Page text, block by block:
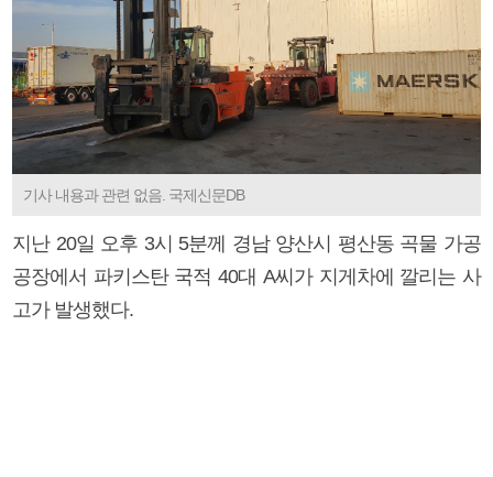
기사 내용과 관련 없음. 국제신문DB
지난 20일 오후 3시 5분께 경남 양산시 평산동 곡물 가공
공장에서 파키스탄 국적 40대 A씨가 지게차에 깔리는 사
고가 발생했다.